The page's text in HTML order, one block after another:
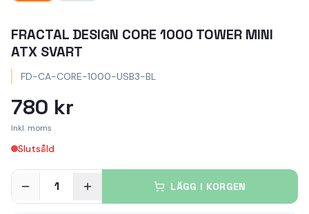
FRACTAL DESIGN CORE 1000 TOWER MINI
ATX SVART
FD-CA-CORE-1000-USB3-BL
780 kr
Inkl. moms
Slutsåld
1 LÄGG I KORGEN